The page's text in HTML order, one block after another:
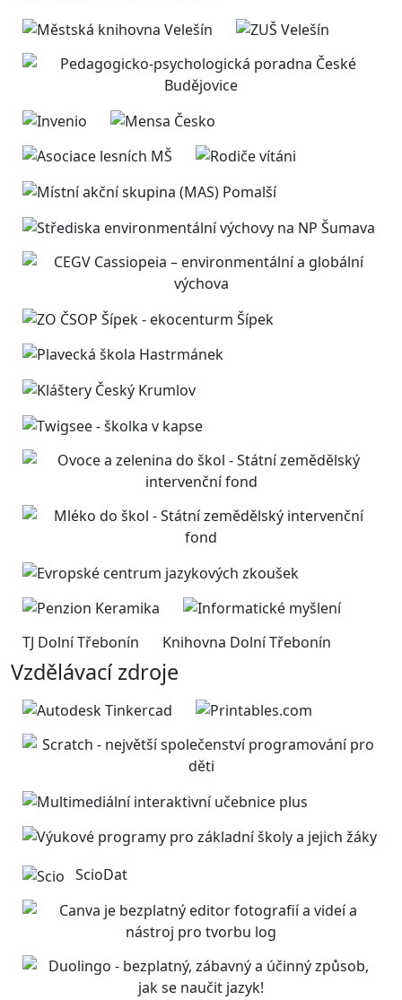
TJ Dolní Třebonín Knihovna Dolní Třebonín
Vzdělávací zdroje
ScioDat